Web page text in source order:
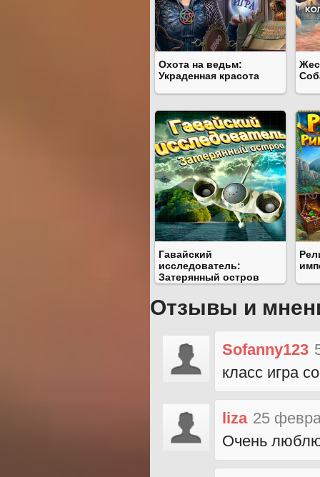
Охота на ведьм:
Украденная красота
Гавайский
исследователь:
Затерянный остров
Отзывы и
Sofanny123
класс игра
liza 25
Очень